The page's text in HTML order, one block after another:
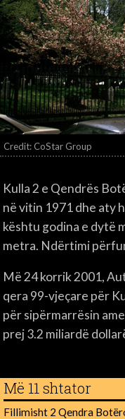
Credit: CoStar Group
Kulla 2 e Qendrës
në vitin 1971 dhe aty
kështu godina e dytë
metra. Ndërtimi
Më 24 korrik 2001,
qera 99-vjeçare për
për sipërmarrësin
prej 3.2 miliardë
Më 11 shtator
Fillimisht 2 Qendra